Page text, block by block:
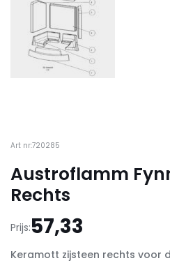
Art nr:720285
Austroflamm
Rechts
Prijs:57,33
Keramott zijsteen rechts voor